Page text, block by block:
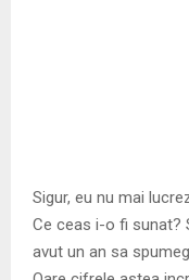
Sigur, eu nu mai
Ce ceas i-o fi sunat?
avut un an sa